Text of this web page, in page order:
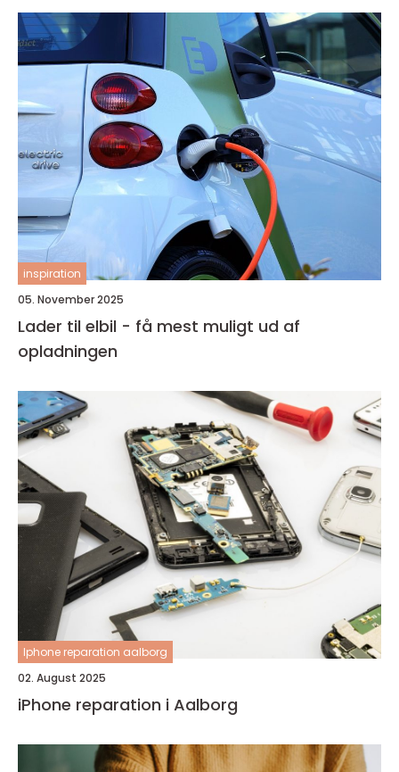
inspiration
05. November 2025
Lader til elbil - få mest muligt ud af
opladningen
Iphone reparation aalborg
02. August 2025
iPhone reparation i Aalborg